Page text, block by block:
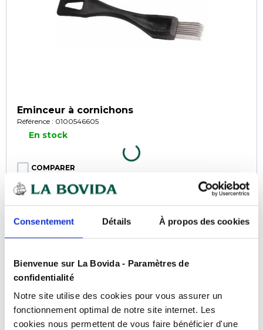
Consentement Détails À propos des cookies
Bienvenue sur La Bovida - Paramètres de
confidentialité
Notre site utilise des cookies pour vous assurer un
fonctionnement optimal de notre site internet. Les
cookies nous permettent de vous faire bénéficier d'une
Eminceur à cornichons
Référence : 0100546605
En stock
COMPARER